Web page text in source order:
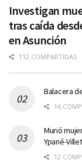
Investigan
tras caída
en Asunción
112 COMPARTIDAS
Balacera
16
Murió
Ypané-
12